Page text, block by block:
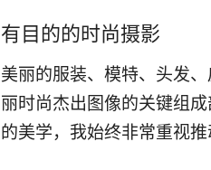
有目的的时尚摄影
美丽的服装、模特、头发
丽时尚杰出图像的关键组
的美学，我始终非常重视